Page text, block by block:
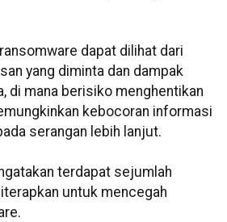
dapat dilihat dari
yang diminta dan dampak
di mana berisiko menghentikan
kebocoran informasi
serangan lebih lanjut.
terdapat sejumlah
untuk mencegah